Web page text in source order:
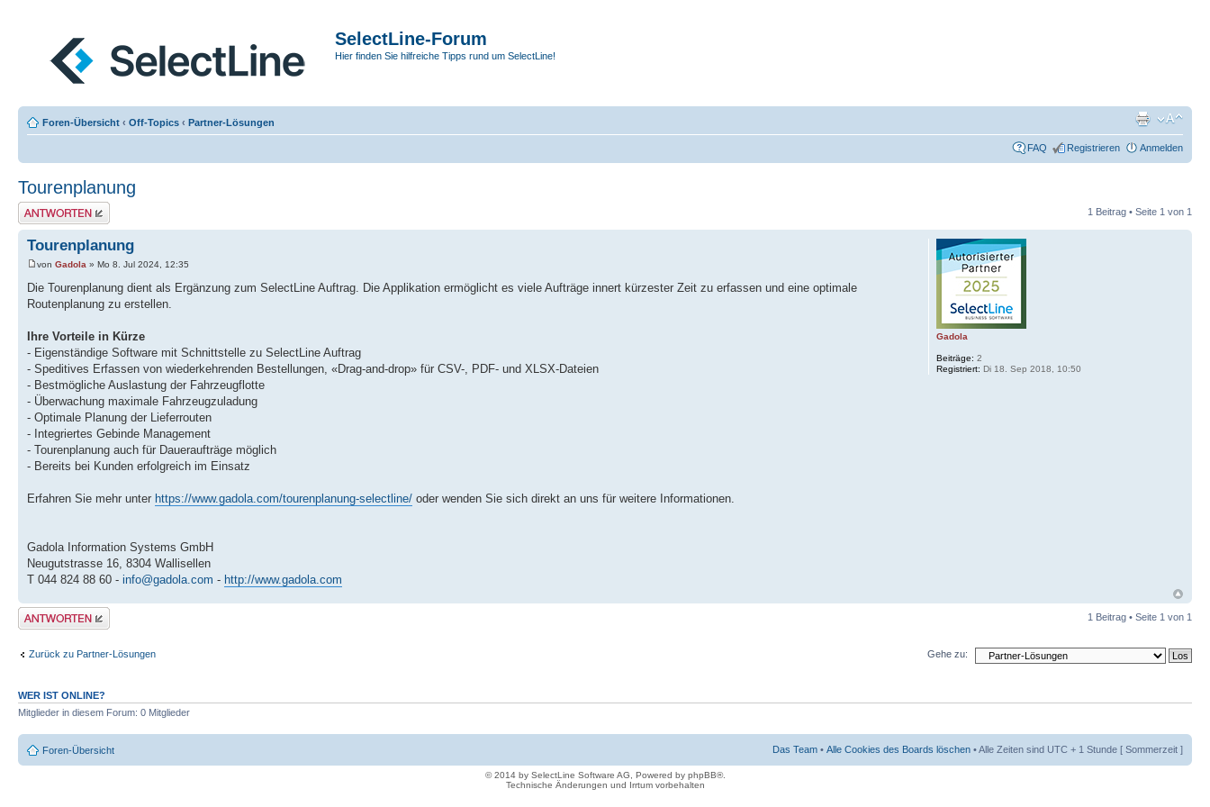
SelectLine-Forum
Hier finden Sie hilfreiche Tipps rund um SelectLine!
Foren-Übersicht ‹ Off-Topics ‹ Partner-Lösungen
FAQ Registrieren Anmelden
Tourenplanung
Antwort erstellen 1 Beitrag • Seite 1 von 1
Tourenplanung
von Gadola » Mo 8. Jul 2024, 12:35
Die Tourenplanung dient als Ergänzung zum SelectLine Auftrag. Die Applikation ermöglicht es viele Aufträge innert kürzester Zeit zu erfassen und eine optimale
Routenplanung zu erstellen.
Ihre Vorteile in Kürze
- Eigenständige Software mit Schnittstelle zu SelectLine Auftrag
- Speditives Erfassen von wiederkehrenden Bestellungen, «Drag-and-drop» für CSV-, PDF- und XLSX-Dateien
- Bestmögliche Auslastung der Fahrzeugflotte
- Überwachung maximale Fahrzeugzuladung
- Optimale Planung der Lieferrouten
- Integriertes Gebinde Management
- Tourenplanung auch für Daueraufträge möglich
- Bereits bei Kunden erfolgreich im Einsatz
Erfahren Sie mehr unter https://www.gadola.com/tourenplanung-selectline/ oder wenden Sie sich direkt an uns für weitere Informationen.
Gadola Information Systems GmbH
Neugutstrasse 16, 8304 Wallisellen
T 044 824 88 60 - info@gadola.com - http://www.gadola.com
Gadola
Beiträge: 2
Registriert: Di 18. Sep 2018, 10:50
Antwort erstellen 1 Beitrag • Seite 1 von 1
Zurück zu Partner-Lösungen Gehe zu:
WER IST ONLINE?
Mitglieder in diesem Forum: 0 Mitglieder
Foren-Übersicht Das Team • Alle Cookies des Boards löschen • Alle Zeiten sind UTC + 1 Stunde [ Sommerzeit ]
© 2014 by SelectLine Software AG, Powered by phpBB®.
Technische Änderungen und Irrtum vorbehalten